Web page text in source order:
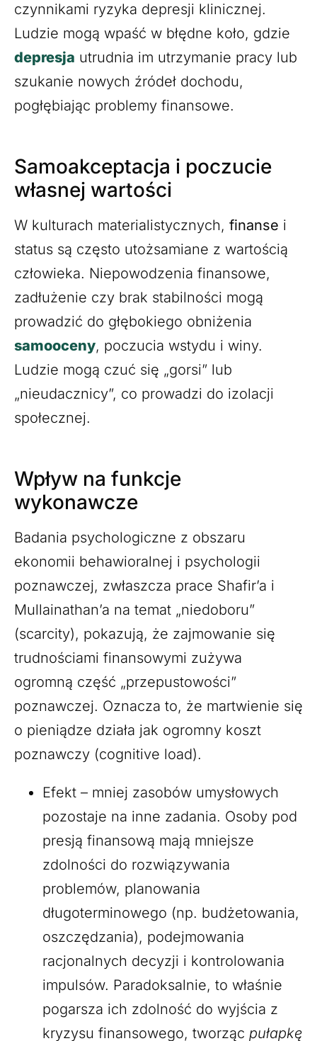
czynnikami ryzyka depresji klinicznej.
Ludzie mogą wpaść w błędne koło, gdzie
depresja utrudnia im utrzymanie pracy lub
szukanie nowych źródeł dochodu,
pogłębiając problemy finansowe.
Samoakceptacja i poczucie
własnej wartości
W kulturach materialistycznych, finanse i
status są często utożsamiane z wartością
człowieka. Niepowodzenia finansowe,
zadłużenie czy brak stabilności mogą
prowadzić do głębokiego obniżenia
samooceny, poczucia wstydu i winy.
Ludzie mogą czuć się „gorsi” lub
„nieudacznicy”, co prowadzi do izolacji
społecznej.
Wpływ na funkcje
wykonawcze
Badania psychologiczne z obszaru
ekonomii behawioralnej i psychologii
poznawczej, zwłaszcza prace Shafir’a i
Mullainathan’a na temat „niedoboru”
(scarcity), pokazują, że zajmowanie się
trudnościami finansowymi zużywa
ogromną część „przepustowości”
poznawczej. Oznacza to, że martwienie się
o pieniądze działa jak ogromny koszt
poznawczy (cognitive load).
Efekt – mniej zasobów umysłowych
pozostaje na inne zadania. Osoby pod
presją finansową mają mniejsze
zdolności do rozwiązywania
problemów, planowania
długoterminowego (np. budżetowania,
oszczędzania), podejmowania
racjonalnych decyzji i kontrolowania
impulsów. Paradoksalnie, to właśnie
pogarsza ich zdolność do wyjścia z
kryzysu finansowego, tworząc pułapkę